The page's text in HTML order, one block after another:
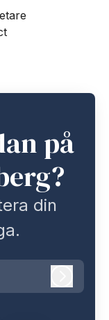
på
din